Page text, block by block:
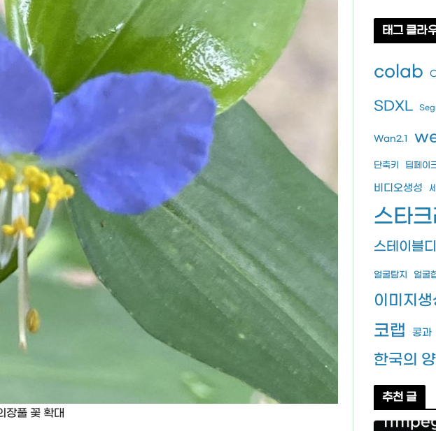
장풀 꽃 확대
태그 클라
colab
SDXL
Wan2.1
단축키 딥페이
비디오생성
스타
스테이블
얼굴탐지 얼굴
이미지생
코랩 콩과
한국의
추천 글